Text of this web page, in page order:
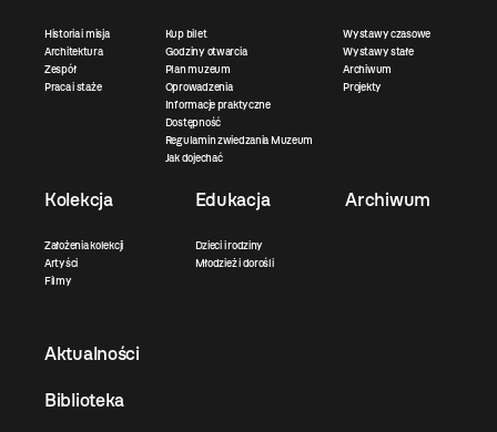
Historia i misja
Architektura
Zespół
Praca i staże
Kup bilet
Godziny otwarcia
Plan muzeum
Oprowadzenia
Informacje praktyczne
Dostępność
Regulamin zwiedzania Muzeum
Jak dojechać
Wystawy czasowe
Wystawy stałe
Archiwum
Projekty
Kolekcja
Założenia kolekcji
Artyści
Filmy
Edukacja
Dzieci i rodziny
Młodzież i dorośli
Archiwum
Aktualności
Biblioteka